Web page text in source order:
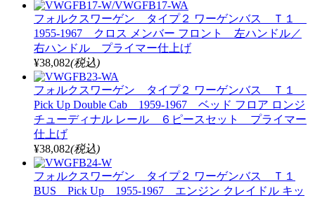
フォルクスワーゲン タイプ２ ワーゲンバス Ｔ１
1955-1967 クロス メンバー フロント 左ハンドル／
右ハンドル プライマー仕上げ
¥38,082(税込)
フォルクスワーゲン タイプ２ ワーゲンバス Ｔ１
Pick Up Double Cab 1959-1967 ベッド フロア ロンジ
チューディナル レール ６ピースセット プライマー
仕上げ
¥38,082(税込)
フォルクスワーゲン タイプ２ ワーゲンバス Ｔ１
BUS Pick Up 1955-1967 エンジン クレイドル キッ